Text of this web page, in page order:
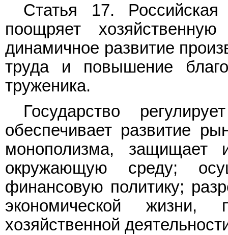
Статья 17.
поощряет
динамичное развитие
труда и повышение
труженика.
Государство
обеспечивает развитие
монополизма, защищает
окружающую среду;
финансовую политику;
экономической жизни,
хозяйственной